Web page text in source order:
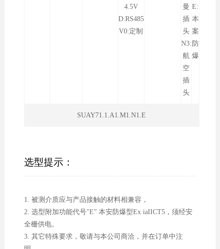
4.5V
D:RS485
V0:定制
曼
插
头
N3:
航
空
插
头
E:
本
案
防
爆
SUAY71.1.A1.M1.N1.E
选型提示：
1. 被测介质应与产品接触的材料相兼容，
2. 选型附加功能代号"E” 本安防爆型Ex iaIICT5，须经安
全栅供电。
3. 其它特殊要求，敬请与本公司商洽，并在订单中注